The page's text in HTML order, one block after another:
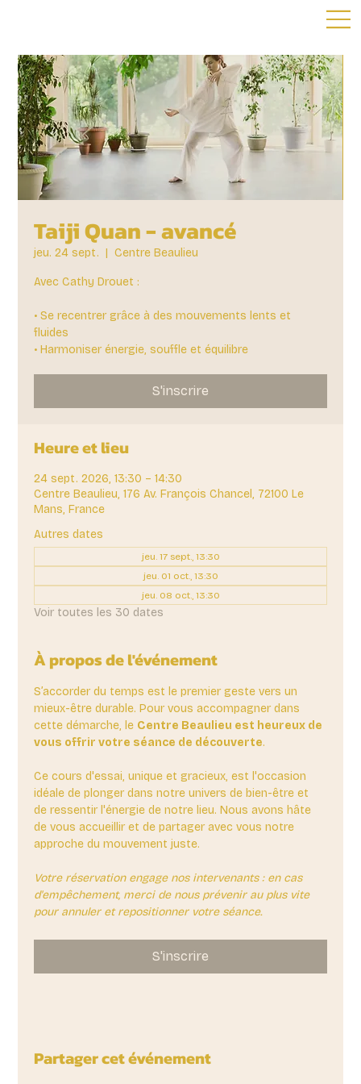
Taiji Quan - avancé
jeu. 24 sept.
  |
Centre Beaulieu
Avec Cathy Drouet :
• Se recentrer grâce à des mouvements lents et
fluides
• Harmoniser énergie, souffle et équilibre
S'inscrire
Heure et lieu
24 sept. 2026, 13:30 – 14:30
Centre Beaulieu, 176 Av. François Chancel, 72100 Le
Mans, France
Autres dates
jeu. 17 sept., 13:30
jeu. 01 oct., 13:30
jeu. 08 oct., 13:30
Voir toutes les 30 dates
À propos de l'événement
S’accorder du temps est le premier geste vers un
mieux-être durable. Pour vous accompagner dans
cette démarche, le Centre Beaulieu est heureux de
vous offrir votre séance de découverte.
Ce cours d'essai, unique et gracieux, est l'occasion
idéale de plonger dans notre univers de bien-être et
de ressentir l'énergie de notre lieu. Nous avons hâte
de vous accueillir et de partager avec vous notre
approche du mouvement juste.
Votre réservation engage nos intervenants : en cas
d'empêchement, merci de nous prévenir au plus vite
pour annuler et repositionner votre séance.
S'inscrire
Partager cet événement